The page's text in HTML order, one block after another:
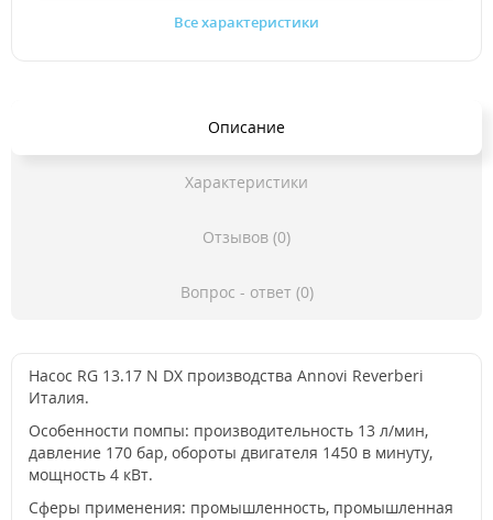
Все характеристики
Описание
Характеристики
Отзывов (0)
Вопрос - ответ (0)
Насос RG 13.17 N DX производства Annovi Reverberi
Италия.
Особенности помпы: производительность 13 л/мин,
давление 170 бар, обороты двигателя 1450 в минуту,
мощность 4 кВт.
Сферы применения: промышленность, промышленная